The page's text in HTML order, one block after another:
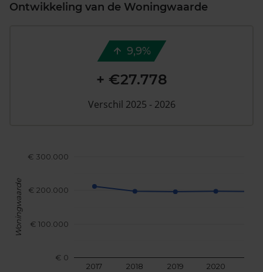
Ontwikkeling van de Woningwaarde
2017 2018 2019 2020
€ 0
€ 100.000
€ 200.000
€ 300.000
Woningwaarde
9,9%
+ €27.778
Verschil 2025 - 2026